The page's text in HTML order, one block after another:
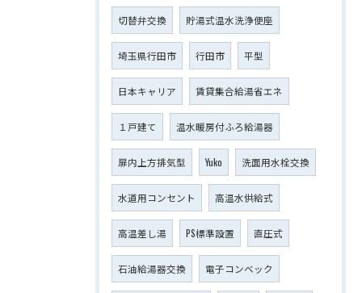
切替弁交換 貯湯式温水洗浄便座
埼玉県行田市 行田市 平型
日本キャリア 賃貸集合給湯省エネ
１戸建て 温水暖房付ふろ給湯器
扉内上方排気型 Yuko 洗面用水栓交換
水道用コンセント 高温水供給式
高温差し湯 PS標準設置 直圧式
石油給湯器交換 電子コンベック